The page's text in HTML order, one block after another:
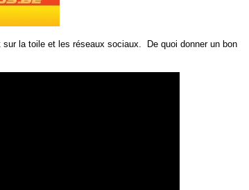
la toile et les réseaux sociaux. De quoi donner un bon